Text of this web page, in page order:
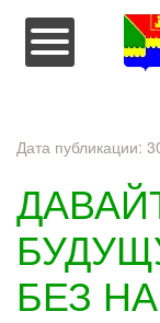
Перейти к
Дата публикации:
БЕЗ